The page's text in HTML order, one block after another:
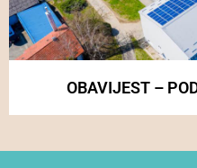
OBAVIJEST –